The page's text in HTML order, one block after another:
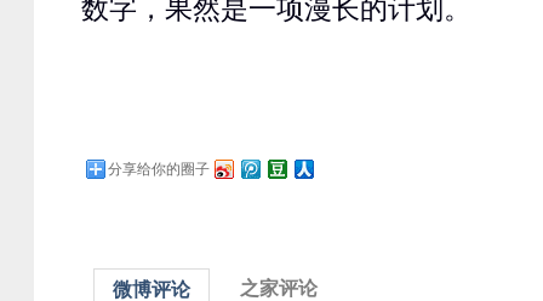
数字，果然是一项漫长的计划。
分享给你的圈子
微博评论 之家评论